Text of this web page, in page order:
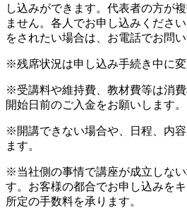
し込みができます。代表者の方が
ません。各人でお申し込みくださ
をされたい場合は、お電話でお問い
※残席状況は申し込み手続き中に変
※受講料や維持費、教材費等は消
開始日前のご入金をお願いします。
※開講できない場合や、日程、内
ます。
※当社側の事情で講座が成立しな
す。お客様の都合でお申し込みを
所定の手数料を承ります。